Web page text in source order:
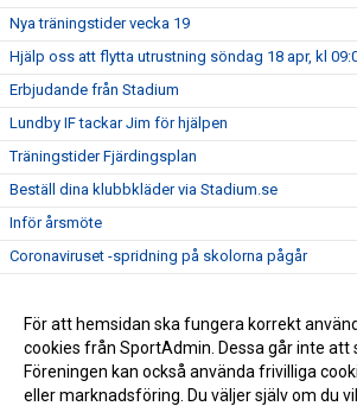
Nya träningstider vecka 19
Hjälp oss att flytta utrustning söndag 18 apr, kl
Erbjudande från Stadium
Lundby IF tackar Jim för hjälpen
Träningstider Fjärdingsplan
Beställ dina klubbkläder via Stadium.se
Inför årsmöte
Coronaviruset -spridning på skolorna pågår
Årsmöte 21 mars
Grattis Tomas Fredlund!
För att hemsidan ska fungera korrekt
cookies från SportAdmin. Dessa går inte att
Föreningen kan också använda frivilliga
eller marknadsföring. Du väljer själv om du